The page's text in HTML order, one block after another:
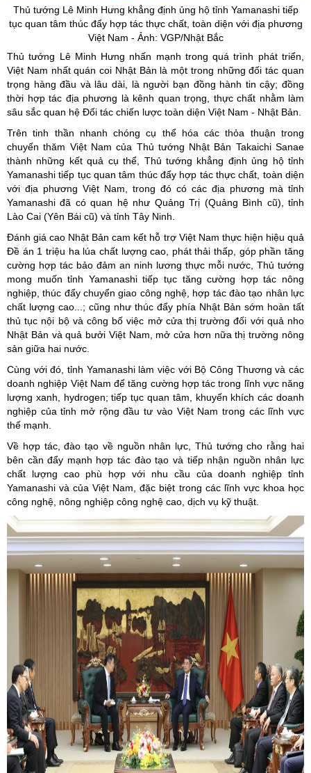
Thủ tướng Lê Minh Hưng khẳng định ủng hộ tỉnh Yamanashitiếp
tục quan tâm thúc đẩy hợp tác thực chất, toàn diện với địa phương
Việt Nam - Ảnh: VGP/Nhật Bắc
Thủ tướng Lê Minh Hưng nhấn mạnh trong quá trình phát triển,
Việt Nam nhất quán coi Nhật Bản là một trong những đối tác quan
trọng hàng đầu và lâu dài, là người bạn đồng hành tin cậy; đồng
thời hợp tác địa phương là kênh quan trọng, thực chất nhằm làm
sâu sắc quan hệ Đối tác chiến lược toàn diện Việt Nam - Nhật Bản.
Trên tinh thần nhanh chóng cụ thể hóa các thỏa thuận trong
chuyến thăm Việt Nam của Thủ tướng Nhật Bản Takaichi Sanae
thành những kết quả cụ thể, Thủ tướng khẳng định ủng hộ tỉnh
Yamanashi tiếp tục quan tâm thúc đẩy hợp tác thực chất, toàn diện
với địa phương Việt Nam, trong đó có các địa phương mà tỉnh
Yamanashi đã có quan hệ như Quảng Trị (Quảng Bình cũ), tỉnh
Lào Cai (Yên Bái cũ) và tỉnh Tây Ninh.
Đánh giá cao Nhật Bản cam kết hỗ trợ Việt Nam thực hiện hiệu quả
Đề án 1 triệu ha lúa chất lượng cao, phát thải thấp, góp phần tăng
cường hợp tác bảo đảm an ninh lương thực mỗi nước, Thủ tướng
mong muốn tỉnh Yamanashi tiếp tục tăng cường hợp tác nông
nghiệp, thúc đẩy chuyển giao công nghệ, hợp tác đào tạo nhân lực
chất lượng cao...; cũng như thúc đẩy phía Nhật Bản sớm hoàn tất
thủ tục nội bộ và công bố việc mở cửa thị trường đối với quả nho
Nhật Bản và quả bưởi Việt Nam, mở cửa hơn nữa thị trường nông
sản giữa hai nước.
Cùng với đó, tỉnh Yamanashi làm việc với Bộ Công Thương và các
doanh nghiệp Việt Nam để tăng cường hợp tác trong lĩnh vực năng
lượng xanh, hydrogen; tiếp tục quan tâm, khuyến khích các doanh
nghiệp của tỉnh mở rộng đầu tư vào Việt Nam trong các lĩnh vực
thế mạnh.
Về hợp tác, đào tạo về nguồn nhân lực, Thủ tướng cho rằng hai
bên cần đẩy mạnh hợp tác đào tạo và tiếp nhận nguồn nhân lực
chất lượng cao phù hợp với nhu cầu của doanh nghiệp tỉnh
Yamanashi và của Việt Nam, đặc biệt trong các lĩnh vực khoa học
công nghệ, nông nghiệp công nghệ cao, dịch vụ kỹ thuật.